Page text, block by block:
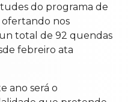
do programa de
ofertando nos
total de 92 quendas
febreiro ata
ano será o